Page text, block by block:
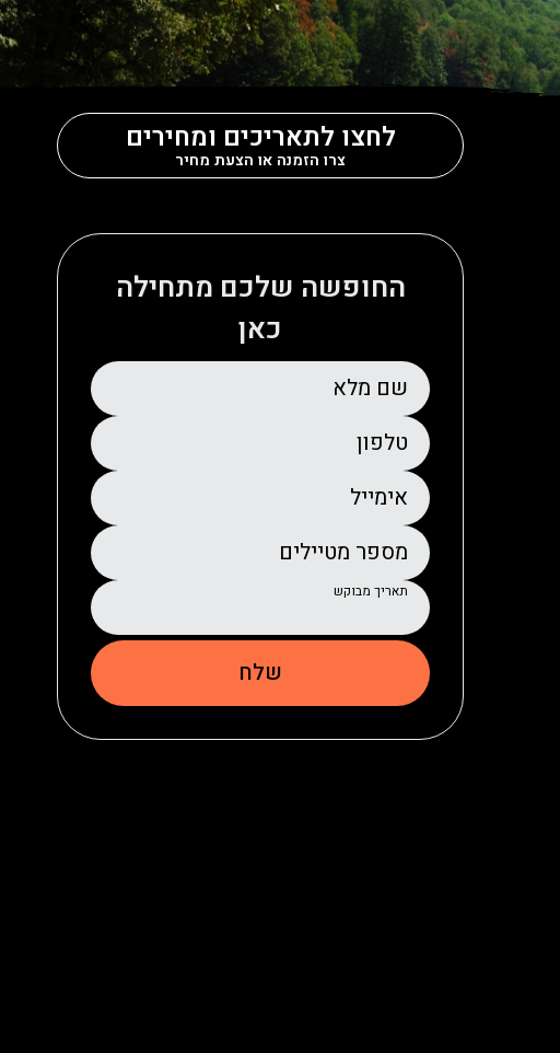
לחצו לתאריכים ומחירים
צרו הזמנה או הצעת מחיר
החופשה שלכם מתחילה
כאן
שם מלא
טלפון
אימייל
מספר מטיילים
תאריך מבוקש
שלח